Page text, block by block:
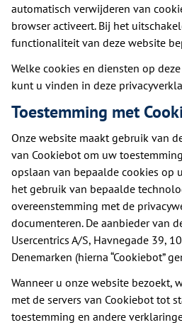
automatisch verwijderen van
browser activeert. Bij het
functionaliteit van deze website
Welke cookies en diensten op
kunt u vinden in deze
Toestemming met
Onze website maakt gebruik van
van Cookiebot om uw
opslaan van bepaalde cookies op
het gebruik van bepaalde
overeenstemming met de
documenteren. De aanbieder van
Usercentrics A/S, Havnegade 39,
Denemarken (hierna “Cookiebot”
Wanneer u onze website bezoekt,
met de servers van Cookiebot tot
toestemming en andere